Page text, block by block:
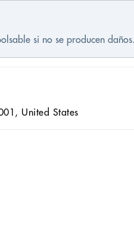
si no se producen daños.
United States